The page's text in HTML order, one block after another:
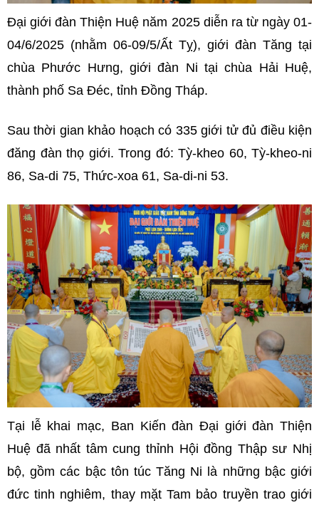
Đại giới đàn Thiện Huệ năm 2025 diễn ra từ ngày 01-
04/6/2025 (nhằm 06-09/5/Ất Tỵ), giới đàn Tăng tại
chùa Phước Hưng, giới đàn Ni tại chùa Hải Huệ,
thành phố Sa Đéc, tỉnh Đồng Tháp.
Sau thời gian khảo hoạch có 335 giới tử đủ điều kiện
đăng đàn thọ giới. Trong đó: Tỳ-kheo 60, Tỳ-kheo-ni
86, Sa-di 75, Thức-xoa 61, Sa-di-ni 53.
Tại lễ khai mạc, Ban Kiến đàn Đại giới đàn Thiện
Huệ đã nhất tâm cung thỉnh Hội đồng Thập sư Nhị
bộ, gồm các bậc tôn túc Tăng Ni là những bậc giới
đức tinh nghiêm, thay mặt Tam bảo truyền trao giới